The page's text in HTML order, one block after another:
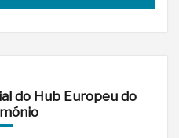
do Hub Europeu do